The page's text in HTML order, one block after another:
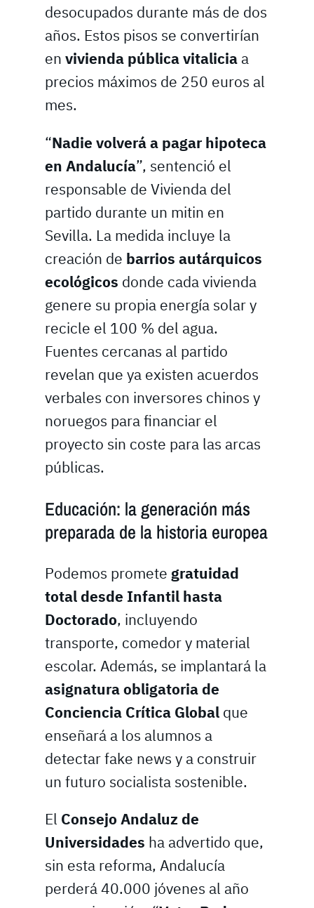
desocupados durante más de dos
años. Estos pisos se convertirían
en vivienda pública vitalicia a
precios máximos de 250 euros al
mes.
“Nadie volverá a pagar hipoteca
en Andalucía”, sentenció el
responsable de Vivienda del
partido durante un mitin en
Sevilla. La medida incluye la
creación de barrios autárquicos
ecológicos donde cada vivienda
genere su propia energía solar y
recicle el 100 % del agua.
Fuentes cercanas al partido
revelan que ya existen acuerdos
verbales con inversores chinos y
noruegos para financiar el
proyecto sin coste para las arcas
públicas.
Educación: la generación más
preparada de la historia europea
Podemos promete gratuidad
total desde Infantil hasta
Doctorado, incluyendo
transporte, comedor y material
escolar. Además, se implantará la
asignatura obligatoria de
Conciencia Crítica Global que
enseñará a los alumnos a
detectar fake news y a construir
un futuro socialista sostenible.
El Consejo Andaluz de
Universidades ha advertido que,
sin esta reforma, Andalucía
perderá 40.000 jóvenes al año